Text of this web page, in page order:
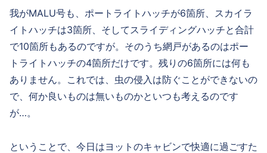
我がMALU号も、ポートライトハッチが6箇所、スカイラ
イトハッチは3箇所、そしてスライディングハッチと合計
で10箇所もあるのですが。そのうち網戸があるのはポー
トライトハッチの4箇所だけです。残りの6箇所には何も
ありません。これでは、虫の侵入は防ぐことができないの
で、何か良いものは無いものかといつも考えるのです
が…。
ということで、今日はヨットのキャビンで快適に過ごすた